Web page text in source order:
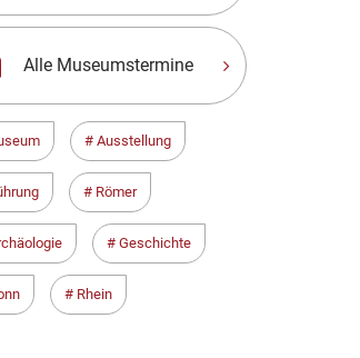
Alle Museumstermine
Ausstellung
Römer
Geschichte
Rhein